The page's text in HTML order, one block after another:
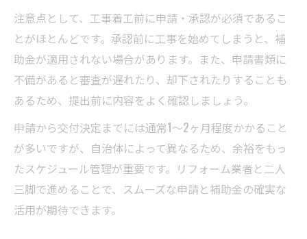
注意点として、工事着工前に申請・承認が必須であるこ
とがほとんどです。承認前に工事を始めてしまうと、補
助金が適用されない場合があります。また、申請書類に
不備があると審査が遅れたり、却下されたりすることも
あるため、提出前に内容をよく確認しましょう。
申請から交付決定までには通常1～2ヶ月程度かかること
が多いですが、自治体によって異なるため、余裕をもっ
たスケジュール管理が重要です。リフォーム業者と二人
三脚で進めることで、スムーズな申請と補助金の確実な
活用が期待できます。